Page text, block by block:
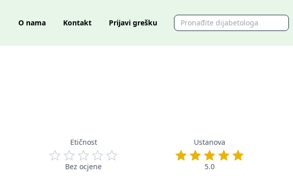
O nama Kontakt Prijavi grešku
Etičnost
Bez ocjene
Ustanova
5.0